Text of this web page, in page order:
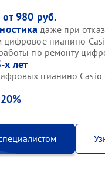
от 980 руб.
даже при
цифровое пианино
по ремонту
х лет
пианино Casio
20%